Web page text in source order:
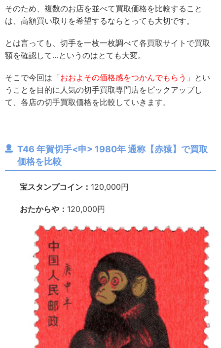
そのため、複数のお店を並べて買取価格を比較すること
は、高額買い取りを希望するならとっても大切です。
とは言っても、切手を一枚一枚調べて各買取サイトで買取
額を確認して…というのはとても大変。
そこで今回は「おおよその価格感をつかんでもらう」 とい
うことを目的に人気の切手買取専門店をピックアップし
て、各店の切手買取価格を比較していきます。
T46 年賀切手<申> 1980年 通称【赤猿】で買取
価格を比較
宝スタンプコイン： 120,000円
おたからや： 120,000円